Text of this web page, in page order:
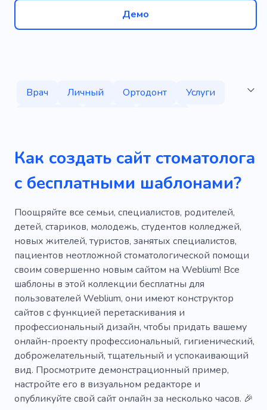
Демо
Врач Личный Ортодонт
Услуги
Специалист
Опыт
Обследование
Оборудование
Процесс
Проверить
Химические вещества
Аптека
Поликлиника
Здравоохранение
Наркотики
Пациент
Медицинская компания
Медицинский персонал
Первичная медицинская помощь
Рентген
Медицинская помощь
Хирургия
Косметология
Красота
Косметические средства
Косметолог
Как создать сайт стоматолога
с бесплатными шаблонами?
Поощряйте все семьи, специалистов, родителей,
детей, стариков, молодежь, студентов колледжей,
новых жителей, туристов, занятых специалистов,
пациентов неотложной стоматологической помощи
своим совершенно новым сайтом на Weblium! Все
шаблоны в этой коллекции бесплатны для
пользователей Weblium, они имеют конструктор
сайтов с функцией перетаскивания и
профессиональный дизайн, чтобы придать вашему
онлайн-проекту профессиональный, гигиенический,
доброжелательный, тщательный и успокаивающий
вид. Просмотрите демонстрационный пример,
настройте его в визуальном редакторе и
опубликуйте свой сайт онлайн за несколько часов. 🎉